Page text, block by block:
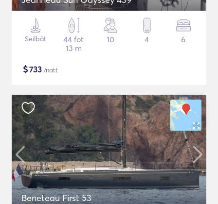
Seilbåt
44 fot
13 m
10 4 6
$733 /natt
Beneteau First 53